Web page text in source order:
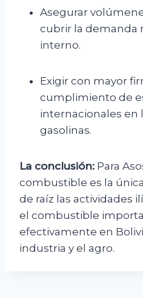
Asegurar
cubrir la demanda
interno.
Exigir con mayor
cumplimiento de
internacionales en
gasolinas.
La conclusión: Para
combustible es la
de raíz las actividades
el combustible
efectivamente en
industria y el agro.